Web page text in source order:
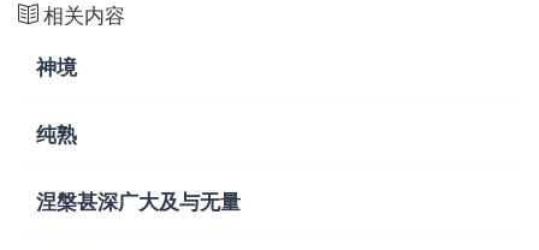
相关内容
神境
纯熟
涅槃甚深广大及与无量